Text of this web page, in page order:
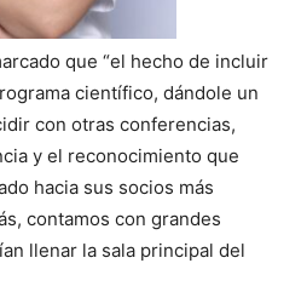
que “el hecho de incluir
científico, dándole un
con otras conferencias,
y el reconocimiento que
hacia sus socios más
contamos con grandes
llenar la sala principal del